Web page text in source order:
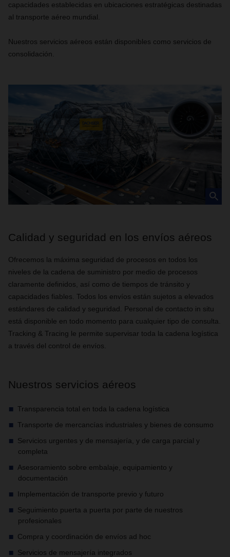
capacidades establecidas en ubicaciones estratégicas destinadas
al transporte aéreo mundial.
Nuestros servicios aéreos están disponibles como servicios de
consolidación.
Calidad y seguridad en los envíos aéreos
Ofrecemos la máxima seguridad de procesos en todos los
niveles de la cadena de suministro por medio de procesos
claramente definidos, así como de tiempos de tránsito y
capacidades fiables. Todos los envíos están sujetos a elevados
estándares de calidad y seguridad. Personal de contacto in situ
está disponible en todo momento para cualquier tipo de consulta.
Tracking & Tracing le permite supervisar toda la cadena logística
a través del control de envíos.
Nuestros servicios aéreos
Transparencia total en toda la cadena logística
Transporte de mercancías industriales y bienes de consumo
Servicios urgentes y de mensajería, y de carga parcial y
completa
Asesoramiento sobre embalaje, equipamiento y
documentación
Implementación de transporte previo y futuro
Seguimiento puerta a puerta por parte de nuestros
profesionales
Compra y coordinación de envíos ad hoc
Servicios de mensajería integrados